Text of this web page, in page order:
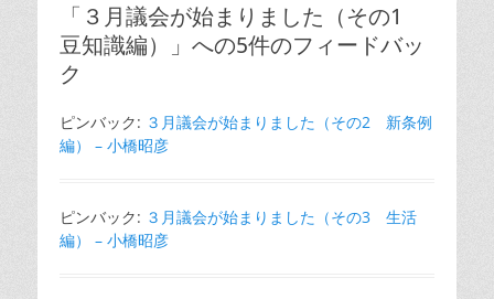
ゲ
ー
シ
ョ
ン
「３月議会が始まりました（その1
豆知識編）」への5件のフィードバッ
ク
ピンバック: ３月議会が始まりました（その2 新条例
編） – 小橋昭彦
ピンバック: ３月議会が始まりました（その3 生活
編） – 小橋昭彦